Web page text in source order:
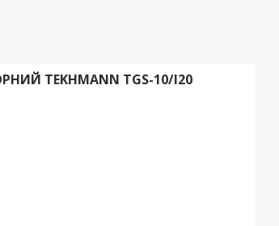
TEKHMANN TGS-10/I20